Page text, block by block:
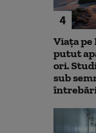
4
Viața pe
putut
ori.
sub